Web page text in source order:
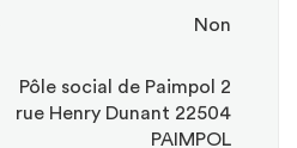
Non
Pôle social de Paimpol 2
rue Henry Dunant 22504
PAIMPOL